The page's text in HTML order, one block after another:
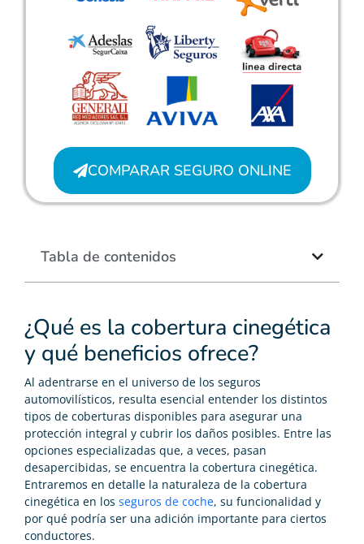
¿Qué es la cobertura cinegética
y qué beneficios ofrece?
Al adentrarse en el universo de los seguros
automovilísticos, resulta esencial entender los distintos
tipos de coberturas disponibles para asegurar una
protección integral y cubrir los daños posibles. Entre las
opciones especializadas que, a veces, pasan
desapercibidas, se encuentra la cobertura cinegética.
Entraremos en detalle la naturaleza de la cobertura
cinegética en los seguros de coche, su funcionalidad y
por qué podría ser una adición importante para ciertos
conductores.
COMPARAR SEGURO ONLINE
Tabla de contenidos